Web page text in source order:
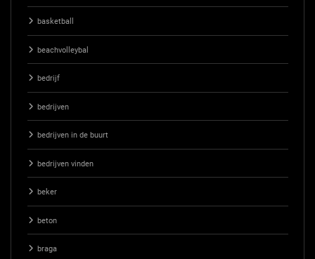
basketball
beachvolleybal
bedrijf
bedrijven
bedrijven in de buurt
bedrijven vinden
beker
beton
braga